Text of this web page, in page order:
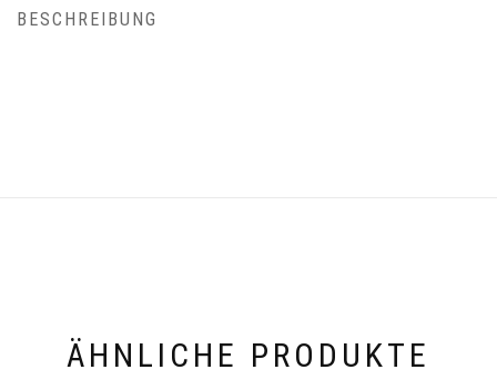
BESCHREIBUNG
ÄHNLICHE PRODUKTE